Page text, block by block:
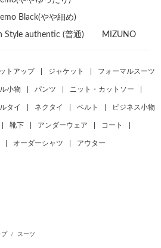
Black(やや細め)
Style authentic (普通) MIZUNO
トアップ ジャケット フォーマルスーツ
小物 パンツ ニット・カットソー
タイ ネクタイ ベルト ビジネス小物
靴下 アンダーウェア コート
オーダーシャツ アウター
プ スーツ